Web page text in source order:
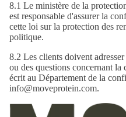
8.1 Le ministère de la
est responsable d'assurer la
cette loi sur la protection des
politique.
8.2 Les clients doivent
ou des questions concernant
écrit au Département de la
info@moveprotein.com.